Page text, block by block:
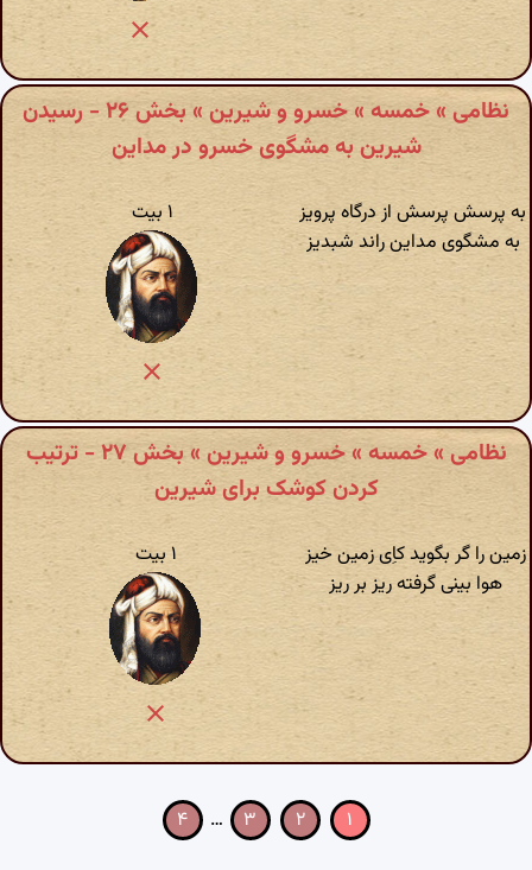
نظامی » خمسه » خسرو و شیرین » بخش ۲۶ - رسیدن
شیرین به مشگوی خسرو در مداین
به پرسش پرسش از درگاه پرویز
به مشگوی مداین راند شبدیز
۱ بیت
نظامی » خمسه » خسرو و شیرین » بخش ۲۷ - ترتیب
کردن کوشک برای شیرین
زمین را گر بگوید کاِی زمین خیز
هوا بینی گرفته ریز بر ریز
۱ بیت
۱ ۲ ۳ … ۴